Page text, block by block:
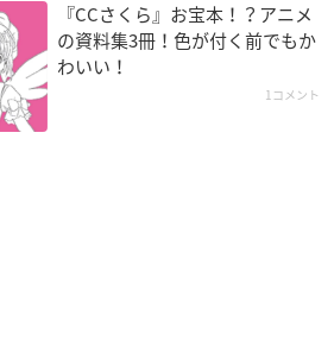
『CCさくら』お宝本！？アニメ
の資料集3冊！色が付く前でもか
わいい！
1コメント